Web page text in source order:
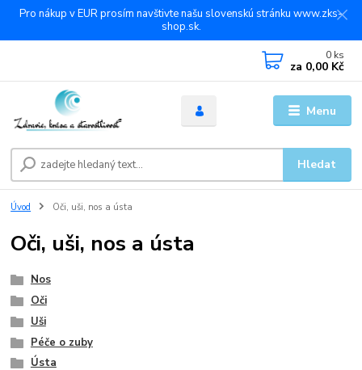
Pro nákup v EUR prosím navštivte našu slovenskú stránku www.zks-
shop.sk.
Menu
Hledat
0 ks
za 0,00 Kč
Úvod Oči, uši, nos a ústa
Oči, uši, nos a ústa
Nos
Oči
Uši
Péče o zuby
Ústa